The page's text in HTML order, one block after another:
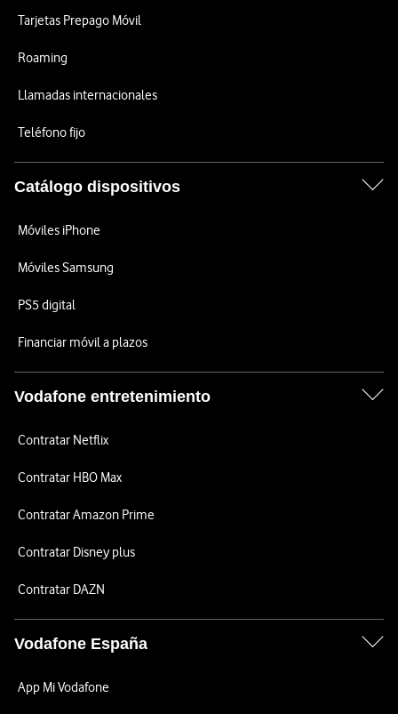
Tarjetas Prepago Móvil
Roaming
Llamadas internacionales
Teléfono fijo
Catálogo dispositivos
Móviles iPhone
Móviles Samsung
PS5 digital
Financiar móvil a plazos
Vodafone entretenimiento
Contratar Netflix
Contratar HBO Max
Contratar Amazon Prime
Contratar Disney plus
Contratar DAZN
Vodafone España
App Mi Vodafone